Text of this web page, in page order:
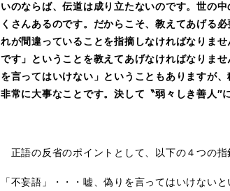
いのならば、伝道は成り立たないのです。世の
くさんあるのです。だからこそ、教えてあげる
れが間違っていることを指摘しなければなりま
です」ということを教えてあげなければなりま
を言ってはいけない」ということもありますが
非常に大事なことです。決して〝弱々しき善人″
正語の反省のポイントとして、以下の４つの指
「不妄語」・・・嘘、偽りを言ってはいけないと